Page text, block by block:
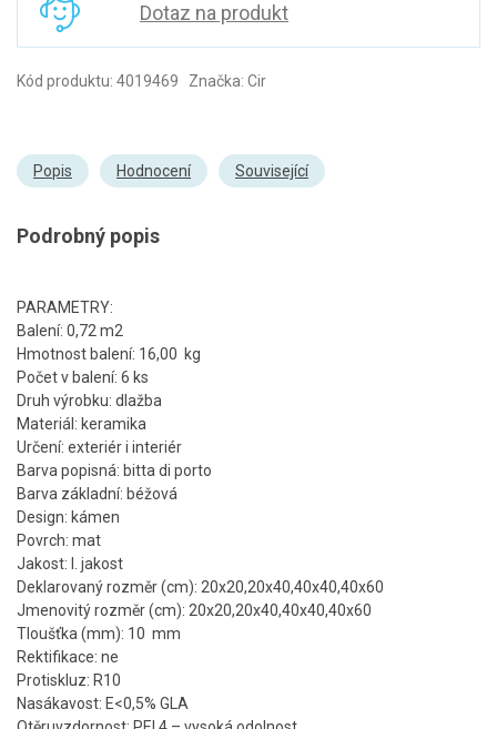
Dotaz na produkt
Kód produktu: 4019469 Značka: Cir
Popis Hodnocení Související
Podrobný popis
PARAMETRY:
Balení: 0,72 m2
Hmotnost balení: 16,00 kg
Počet v balení: 6 ks
Druh výrobku: dlažba
Materiál: keramika
Určení: exteriér i interiér
Barva popisná: bitta di porto
Barva základní: béžová
Design: kámen
Povrch: mat
Jakost: I. jakost
Deklarovaný rozměr (cm): 20x20,20x40,40x40,40x60
Jmenovitý rozměr (cm): 20x20,20x40,40x40,40x60
Tloušťka (mm): 10 mm
Rektifikace: ne
Protiskluz: R10
Nasákavost: E<0,5% GLA